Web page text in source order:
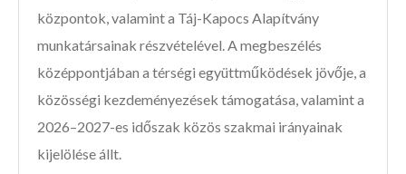
központok, valamint a Táj-Kapocs Alapítvány
munkatársainak részvételével. A megbeszélés
középpontjában a térségi együttműködések jövője, a
közösségi kezdeményezések támogatása, valamint a
2026–2027-es időszak közös szakmai irányainak
kijelölése állt.